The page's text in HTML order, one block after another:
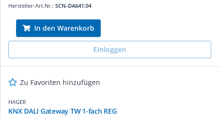
Hersteller-Art.Nr.: SCN-DA641.04
In den Warenkorb
Einloggen
Zu Favoriten hinzufügen
HAGER
KNX DALI Gateway TW 1-fach REG